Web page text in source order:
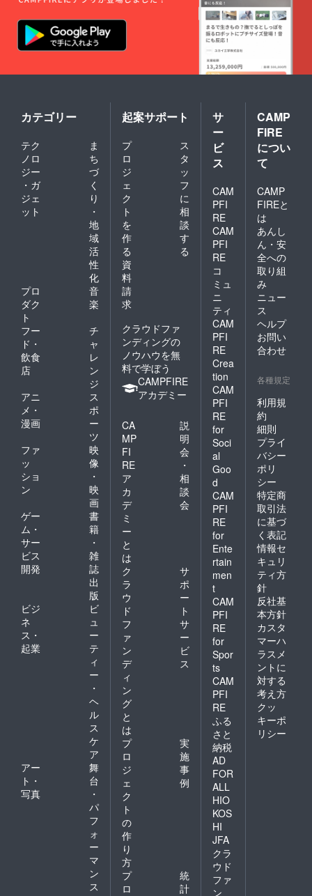
カテゴリー
テク
ノロ
ジー
・ガ
ジェ
ット
ま
ち
づ
く
り
・
地
域
活
性
化
プロ
ダク
ト
音
楽
フー
ド・
飲食
店
チ
ャ
レ
ン
ジ
アニ
メ・
漫画
ス
ポ
ー
ツ
ファ
ッ
ショ
ン
映
像
・
映
画
ゲー
ム・
サー
ビス
開発
書
籍
・
雑
誌
出
版
ビジ
ネ
ス・
起業
ビ
ュ
ー
テ
ィ
ー
・
ヘ
ル
ス
ケ
ア
アー
ト・
写真
舞
台
・
パ
フ
ォ
ー
マ
ン
ス
起案サポート
プ
ロ
ジ
ェ
ク
ト
を
作
る
ス
タ
ッ
フ
に
相
談
す
る
資
料
請
求
クラウドファ
ンディングの
ノウハウを無
料で学ぼう
CAMPFIRE
アカデミー
CA
MP
FI
RE
ア
カ
デ
ミ
ー
と
は
説
明
会
・
相
談
会
ク
ラ
ウ
ド
フ
ァ
ン
デ
ィ
ン
グ
と
は
サ
ポ
ー
ト
サ
ー
ビ
ス
プ
ロ
ジ
ェ
ク
ト
の
作
り
方
実
施
事
例
プ
ロ
統
計
サ
ー
ビ
ス
CAM
PFI
RE
CAM
PFI
RE
コ
ミュ
ニ
ティ
CAM
PFI
RE
Crea
tion
CAM
PFI
RE
for
Soci
al
Goo
d
CAM
PFI
RE
for
Ente
rtain
men
t
CAM
PFI
RE
for
Spor
ts
CAM
PFI
RE
ふる
さと
納税
AD
FOR
ALL
HIO
KOS
HI
JFA
クラ
ウド
ファ
ン
CAMP
FIRE
につい
て
CAMP
FIREと
は
あんし
ん・安
全への
取り組
み
ニュー
ス
ヘルプ
お問い
合わせ
各種規定
利用規
約
細則
プライ
バシー
ポリ
シー
特定商
取引法
に基づ
く表記
情報セ
キュリ
ティ方
針
反社基
本方針
カスタ
マーハ
ラスメ
ントに
対する
考え方
クッ
キーポ
リシー